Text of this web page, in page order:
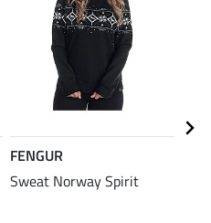
FENGUR
Sweat Norway Spirit